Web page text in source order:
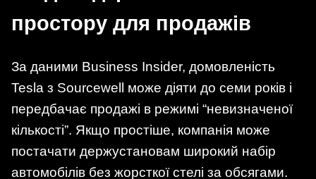
простору для продажів
За даними Business Insider, домовленість
Tesla з Sourcewell може діяти до семи років і
передбачає продажі в режимі “невизначеної
кількості”. Якщо простіше, компанія може
постачати держустановам широкий набір
автомобілів без жорсткої стелі за обсягами.